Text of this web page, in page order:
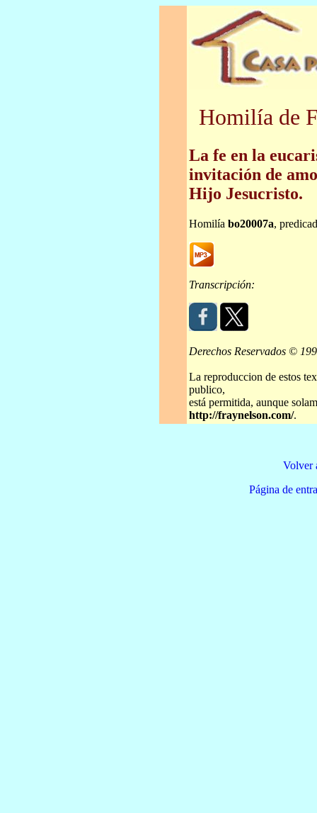
Homilía de
La fe en la
invitación de
Hijo Jesucristo.
Homilía bo20007a,
Transcripción:
Derechos Reservados ©
La reproduccion de estos
publico,
está permitida, aunque
http://fraynelson.com/.
Volver
Página de